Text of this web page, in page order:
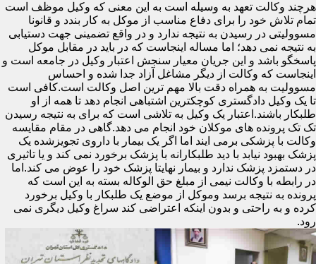
هرچند وکالت تعهد به وسیله است به این معنی که وکیل موظف است
تمام تلاش خود را برای دفاع مناسب از موکل به کار بندد و قانونا
مسوولیتی در رسیدن به نتیجه ندارد و در واقع تضمینی جهت دستیابی
به نتیجه نمی دهد؛ اما مساله اینجاست که در باید در مقابل موکل
پاسخگو باشد و این جریان معیار سنجش اعتبار وکیل در جامعه است و
اینجاست که وکالت از دیگر مشاغل آزاد جدا شده و احساس
مسوولیت به همراه دقت بالا مهم ترین اصل وکالت است.کافی است
تا یک وکیل دادگستری کوچکترین اشتباهی انجام دهد تا همه از او
طلبکار باشند.اعتبار یک وکیل به تلاشی است که برای به نتیجه رسیدن
تک تک پرونده های موکلان خود انجام می دهد.گاهی در مقام مقایسه
وکالت با پزشکی برمی ایند اما اگر یک بیمار با داروی تجویزشده یک
پزشک بهبود نیابد با دید طلبکارانه با پزشک برخورد نمی کند و یا تاثیری
در دستمزد پزشک ندارد و بیمار نهایتا پزشک خود را عوض می کند.اما
در رابطه با وکالت نیمی از مبلغ حق الوکاله بسته به این است که
پرونده به نتیجه برسد وموکل از موضع یک طلبکار با وکیل برخورد
کرده و به راحتی و بدون اینکه اعتراضی کند سراغ وکیل دیگری نمی
رود.